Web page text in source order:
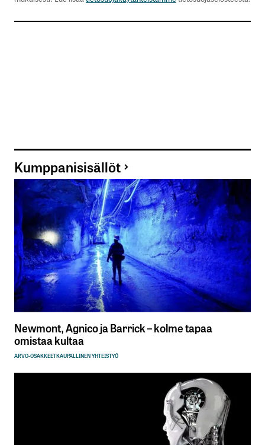
Kumppanisisällöt
Newmont, Agnico ja Barrick – kolme tapaa
omistaa kultaa
ARVO-OSAKKEETKAUPALLINEN YHTEISTYÖ